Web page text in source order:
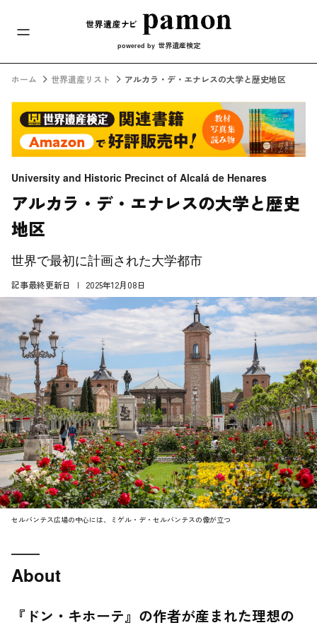
メインナビ
powered by 世界遺産検定
ホーム 世界遺産リスト アルカラ・デ・エナレスの大学と歴史地区
University and Historic Precinct of Alcalá de Henares
アルカラ・デ・エナレスの大学と歴史
地区
世界で最初に計画された大学都市
記事最終更新日 2025年12月08日
セルバンテス広場の中心には、ミゲル・デ・セルバンテスの像が立つ
About
『ドン・キホーテ』の作者が産まれた理想の